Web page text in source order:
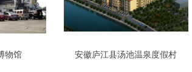
物馆 安徽庐江县汤池温泉度假村